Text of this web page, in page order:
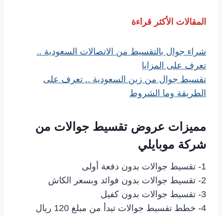
المقالات الأكثر قراءة
شراء جوال بالتقسيط من الاتصالات السعودية ..
تعرف على المزايا
تقسيط جوال من زين السعودية .. تعرف على
الطريقة وما الشروط
مميزات عروض تقسيط جوالات من
شركة موبايلي
1- تقسيط جوالات بدون دفعة أولى
2- تقسيط جوالات بدون فوائد وبسعر الكاش
3- تقسيط جوالات بدون كفيل
4- خطط تقسيط جوالات تبدأ من مبلغ 120 ريال